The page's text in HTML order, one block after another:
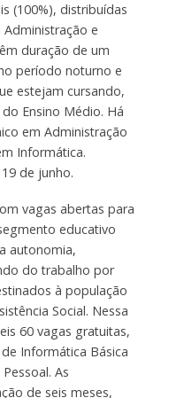
(100%), distribuídas
e
duração de um
período noturno e
estejam cursando,
Ensino Médio. Há
em Administração
Informática.
de junho.
vagas abertas para
educativo
autonomia,
do trabalho por
à população
Social. Nessa
60 vagas gratuitas,
Informática Básica
As
de seis meses,